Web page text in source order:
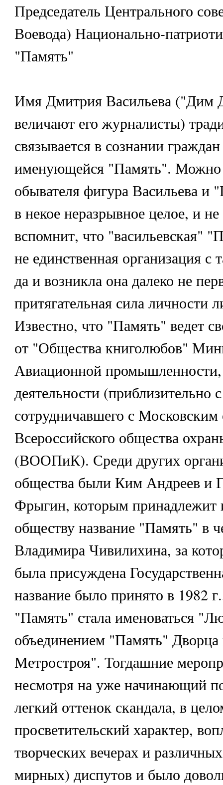
Председатель Центрального
Воевода) Национально-
"Память"
Имя Дмитрия Васильева ("Дим
величают его журналисты)
связывается в сознании
именующейся "Память". Можно
обывателя фигура Васильева и
в некое неразрывное целое, и
вспомнит, что "васильевская"
не единственная организация с
да и возникла она далеко не
притягательная сила личности
Известно, что "Память" ведет
от "Общества книголюбов"
Авиационной промышленности,
деятельности (приблизительно
сотрудничавшего с Московским
Всероссийского общества
(ВООПиК). Среди других
общества были Ким Андреев и
Фрыгин, которым принадлежит
обществу название "Память" в
Владимира Чивилихина, за
была присуждена
название было принято в 1982
"Память" стала именоваться
объединением "Память" Дворца
Метростроя". Тогдашние
несмотря на уже начинающий
легкий оттенок скандала, в
просветительский характер,
творческих вечерах и
мирных) диспутов и было